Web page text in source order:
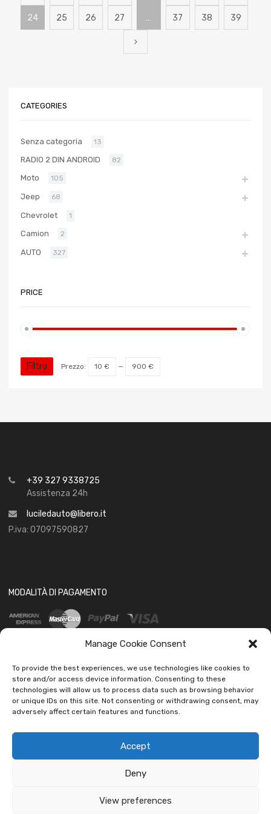
Manage Cookie Consent
To provide the best experiences, we use technologies like cookies to
store and/or access device information. Consenting to these
technologies will allow us to process data such as browsing behavior
or unique IDs on this site. Not consenting or withdrawing consent, may
adversely affect certain features and functions.
Accept
Deny
View preferences
24 25 26 27 … 37 38 39
CATEGORIES
Senza categoria 13
RADIO 2 DIN ANDROID 82
Moto 105
Jeep 68
Chevrolet 1
Camion 2
AUTO 327
PRICE
Filtro Prezzo: 10 € — 900 €
+39 327 9338725
Assistenza 24h
luciledauto@libero.it
P.iva: 07097590827
MODALITÀ DI PAGAMENTO
SOCIAL
Ledautoshop Auto Parts | Icons made by